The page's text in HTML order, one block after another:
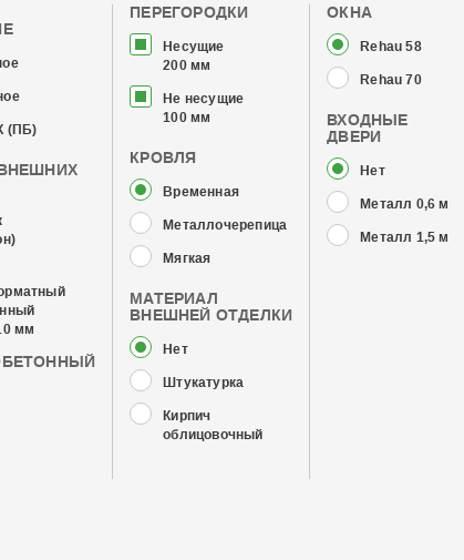
(ПБ)
мм
ПЕРЕГОРОДКИ
Несущие
200 мм
Не несущие
100 мм
КРОВЛЯ
Временная
Металлочерепица
Мягкая
МАТЕРИАЛ
ВНЕШНЕЙ ОТДЕЛКИ
Нет
Штукатурка
Кирпич
облицовочный
ОКНА
Rehau 58
Rehau 70
ВХОДНЫЕ
ДВЕРИ
Нет
Металл 0,6 мм
Металл 1,5 мм